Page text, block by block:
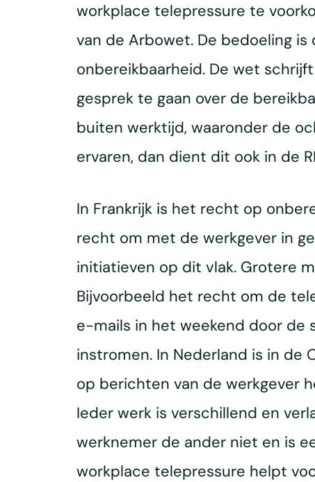
workplace telepressure te
van de Arbowet. De bedoeling
onbereikbaarheid. De wet
gesprek te gaan over de
buiten werktijd, waaronder de
ervaren, dan dient dit ook in de
In Frankrijk is het recht op
recht om met de werkgever in
initiatieven op dit vlak. Grotere
Bijvoorbeeld het recht om de
e-mails in het weekend door de
instromen. In Nederland is in de
op berichten van de werkgever
Ieder werk is verschillend en
werknemer de ander niet en is
workplace telepressure helpt